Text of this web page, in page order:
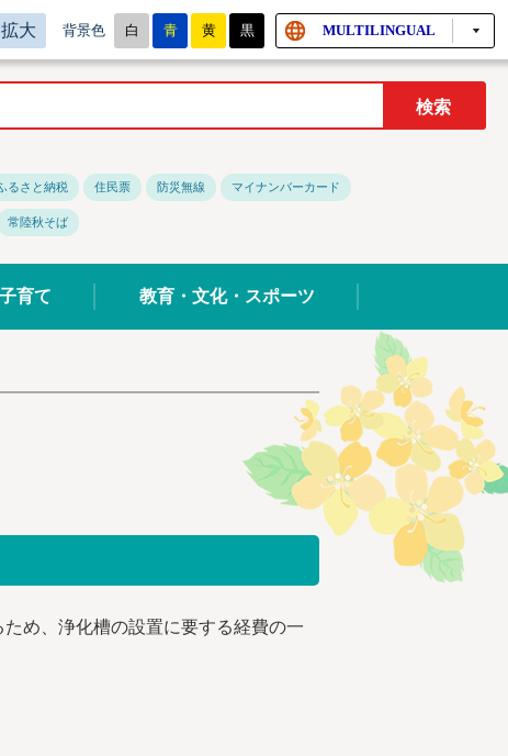
拡大 背景色 白 青 黄 黒 MULTILINGUAL
るさと納税 住民票 防災無線 マイナンバーカード
常陸秋そば
子育て 教育・文化・スポーツ
め、浄化槽の設置に要する経費の一